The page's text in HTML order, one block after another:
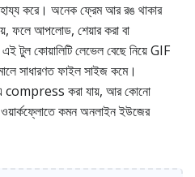
করে। অনেক ফ্রেম আর রঙ থাকার
ফলে আপলোড, শেয়ার করা বা
টুল কোয়ালিটি লেভেল বেছে নিয়ে GIF
সাধারণত ফাইল সাইজ কমে।
করা যায়, আর কোনো
কমন অনলাইন ইউজের